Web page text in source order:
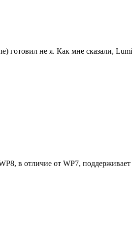
готовил не я. Как мне сказали,
в отличие от WP7,